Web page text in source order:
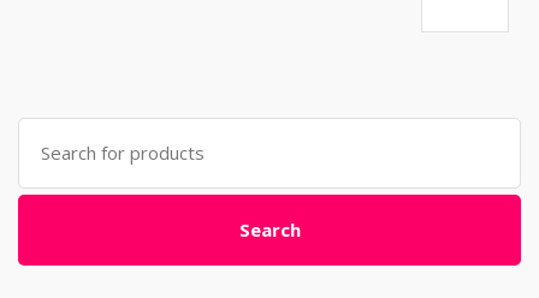
Search
for:
Search